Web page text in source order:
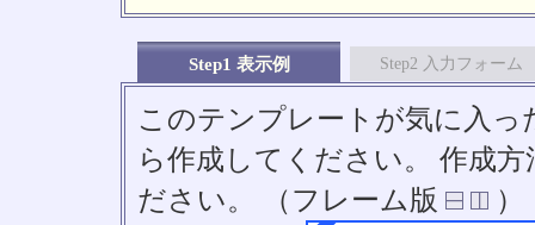
Step1 表示例 Step2 入力フォーム
このテンプレートが気に入っ
ら作成してください。 作成
ださい。 （フレーム版
）